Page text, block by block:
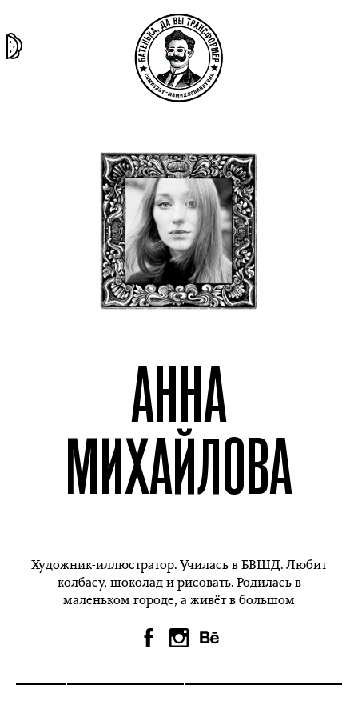
материясекты
АННА
МИХАЙЛОВА
Художник-иллюстратор. Училась в БВШД. Любит
колбасу, шоколад и рисовать. Родилась в
маленьком городе, а живёт в большом